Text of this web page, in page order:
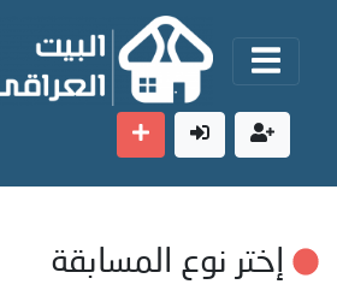
إختر نوع المسابقة